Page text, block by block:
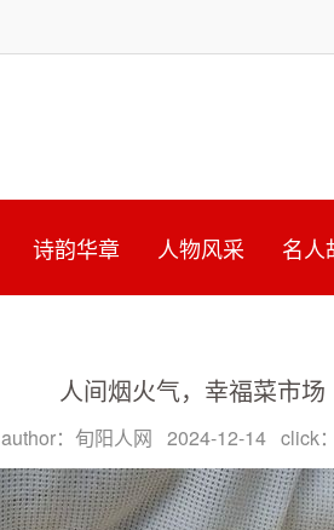
诗韵华章 人物风采 名人
人间烟火气，幸福菜市场
author：旬阳人网 2024-12-14 click